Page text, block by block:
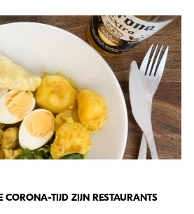
TIJD ZIJN RESTAURANTS